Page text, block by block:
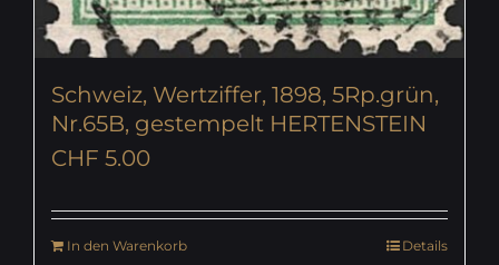
Schweiz, Wertziffer, 1898, 5Rp.grün,
Nr.65B, gestempelt HERTENSTEIN
CHF 5.00
In den Warenkorb
Details